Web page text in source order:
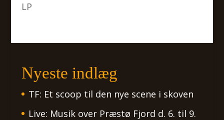
LP
Nyeste indlæg
TF: Et scoop til den nye scene i skoven
Live: Musik over Præstø Fjord d. 6. til 9.